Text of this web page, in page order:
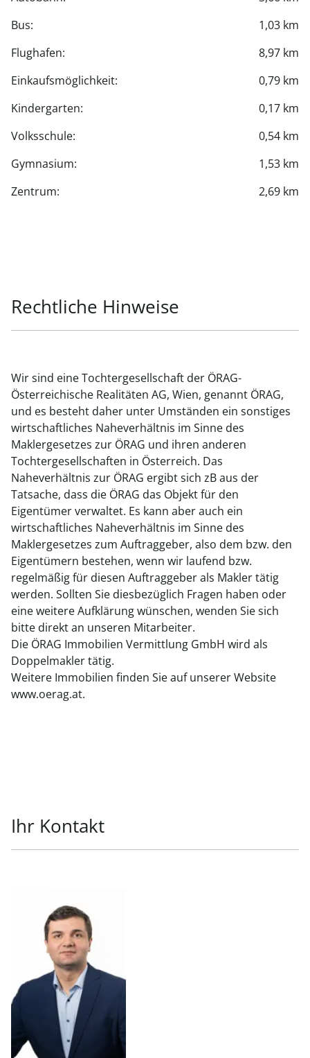
Bus:
1,03 km
Flughafen:
8,97 km
Einkaufsmöglichkeit:
0,79 km
Kindergarten:
0,17 km
Volksschule:
0,54 km
Gymnasium:
1,53 km
Zentrum:
2,69 km
Rechtliche Hinweise
Wir sind eine Tochtergesellschaft der ÖRAG-
Österreichische Realitäten AG, Wien, genannt ÖRAG,
und es besteht daher unter Umständen ein sonstiges
wirtschaftliches Naheverhältnis im Sinne des
Maklergesetzes zur ÖRAG und ihren anderen
Tochtergesellschaften in Österreich. Das
Naheverhältnis zur ÖRAG ergibt sich zB aus der
Tatsache, dass die ÖRAG das Objekt für den
Eigentümer verwaltet. Es kann aber auch ein
wirtschaftliches Naheverhältnis im Sinne des
Maklergesetzes zum Auftraggeber, also dem bzw. den
Eigentümern bestehen, wenn wir laufend bzw.
regelmäßig für diesen Auftraggeber als Makler tätig
werden. Sollten Sie diesbezüglich Fragen haben oder
eine weitere Aufklärung wünschen, wenden Sie sich
bitte direkt an unseren Mitarbeiter.
Die ÖRAG Immobilien Vermittlung GmbH wird als
Doppelmakler tätig.
Weitere Immobilien finden Sie auf unserer Website
www.oerag.at.
Ihr Kontakt